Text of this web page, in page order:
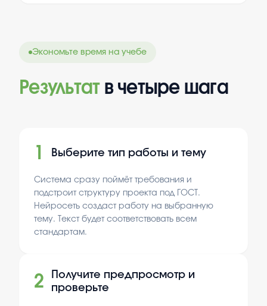
Экономьте время на учебе
Результат в четыре шага
1 Выберите тип работы и тему
Система сразу поймёт требования и
подстроит структуру проекта под ГОСТ.
Нейросеть создаст работу на выбранную
тему. Текст будет соответствовать всем
стандартам.
2
Получите предпросмотр и
проверьте